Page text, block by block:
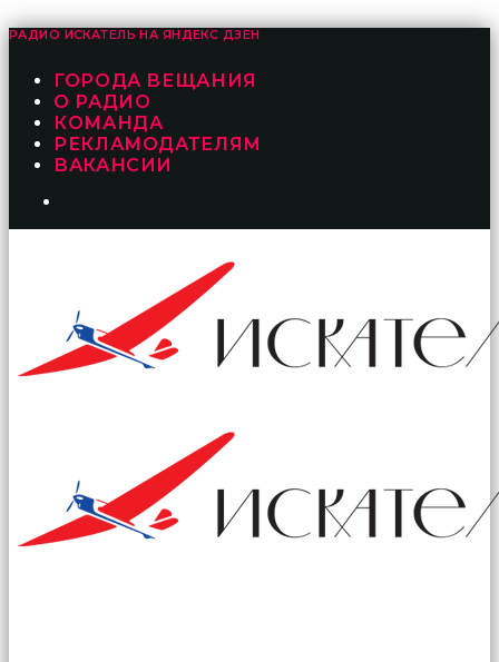
РАДИО ИСКАТЕЛЬ НА ЯНДЕКС ДЗЕН
ГОРОДА ВЕЩАНИЯ
О РАДИО
КОМАНДА
РЕКЛАМОДАТЕЛЯМ
ВАКАНСИИ